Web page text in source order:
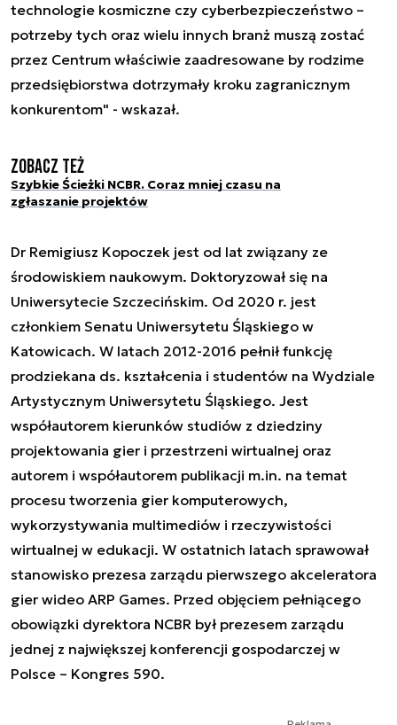
technologie kosmiczne czy cyberbezpieczeństwo –
potrzeby tych oraz wielu innych branż muszą zostać
przez Centrum właściwie zaadresowane by rodzime
przedsiębiorstwa dotrzymały kroku zagranicznym
konkurentom" - wskazał.
Zobacz też
Szybkie Ścieżki NCBR. Coraz mniej czasu na
zgłaszanie projektów
Dr Remigiusz Kopoczek jest od lat związany ze
środowiskiem naukowym. Doktoryzował się na
Uniwersytecie Szczecińskim. Od 2020 r. jest
członkiem Senatu Uniwersytetu Śląskiego w
Katowicach. W latach 2012-2016 pełnił funkcję
prodziekana ds. kształcenia i studentów na Wydziale
Artystycznym Uniwersytetu Śląskiego. Jest
współautorem kierunków studiów z dziedziny
projektowania gier i przestrzeni wirtualnej oraz
autorem i współautorem publikacji m.in. na temat
procesu tworzenia gier komputerowych,
wykorzystywania multimediów i rzeczywistości
wirtualnej w edukacji. W ostatnich latach sprawował
stanowisko prezesa zarządu pierwszego akceleratora
gier wideo ARP Games. Przed objęciem pełniącego
obowiązki dyrektora NCBR był prezesem zarządu
jednej z największej konferencji gospodarczej w
Polsce – Kongres 590.